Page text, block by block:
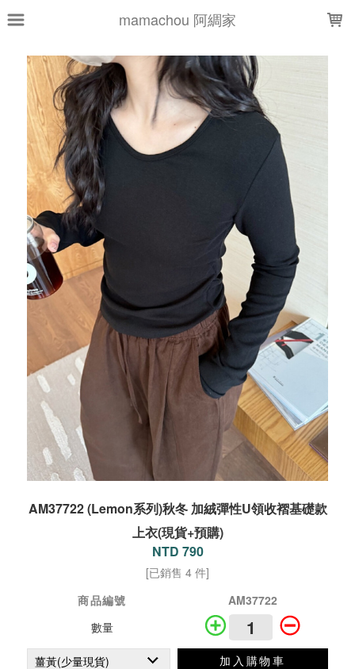
mamachou 阿綢家
AM37722 (Lemon系列)秋冬 加絨彈性U領收褶基礎款
上衣(現貨+預購)
NTD 790
[已銷售 4 件]
商品編號
AM37722
數量
加入購物車